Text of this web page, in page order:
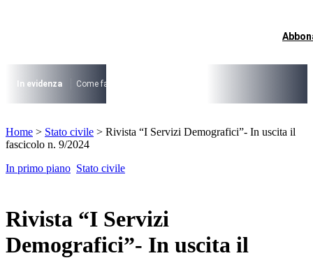
I più cercati
Lorem ipsum dolor sit amet consectetur
Lorem ipsum dolor sit amet consectetur
In evidenza Come fare per …
Lorem ipsum dolor sit amet consectetur
Home > Stato civile > Rivista “I Servizi Demografici”- In uscita il
fascicolo n. 9/2024
In primo piano Stato civile
Rivista “I Servizi
Demografici”- In uscita il